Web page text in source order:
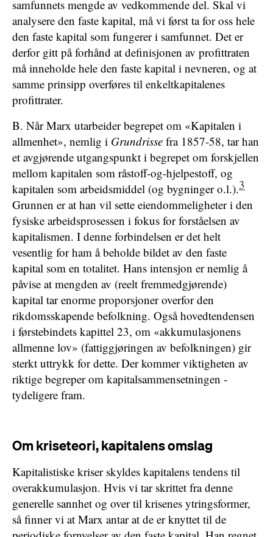
samfunnets mengde av vedkommende del. Skal vi
analysere den faste kapital, må vi først ta for oss hele
den faste kapital som fungerer i samfunnet. Det er
derfor gitt på forhånd at definisjonen av profittraten
må inneholde hele den faste kapital i nevneren, og at
samme prinsipp overføres til enkeltkapitalenes
profittrater.
B. Når Marx utarbeider begrepet om «Kapitalen i
allmenhet», nemlig i Grundrisse fra 1857-58, tar han
et avgjørende utgangspunkt i begrepet om forskjellen
mellom kapitalen som råstoff-og-hjelpestoff, og
kapitalen som arbeidsmiddel (og bygninger o.l.).3
Grunnen er at han vil sette eiendommeligheter i den
fysiske arbeidsprosessen i fokus for forståelsen av
kapitalismen. I denne forbindelsen er det helt
vesentlig for ham å beholde bildet av den faste
kapital som en totalitet. Hans intensjon er nemlig å
påvise at mengden av (reelt fremmedgjørende)
kapital tar enorme proporsjoner overfor den
rikdomsskapende befolkning. Også hovedtendensen
i førstebindets kapittel 23, om «akkumulasjonens
allmenne lov» (fattiggjøringen av befolkningen) gir
sterkt uttrykk for dette. Der kommer viktigheten av
riktige begreper om kapitalsammensetningen ­
tydeligere fram.
Om kriseteori, kapitalens omslag
Kapitalistiske kriser skyldes kapitalens tendens til
overakkumulasjon. Hvis vi tar skrittet fra denne
generelle sannhet og over til krisenes ytringsformer,
så finner vi at Marx antar at de er knyttet til de